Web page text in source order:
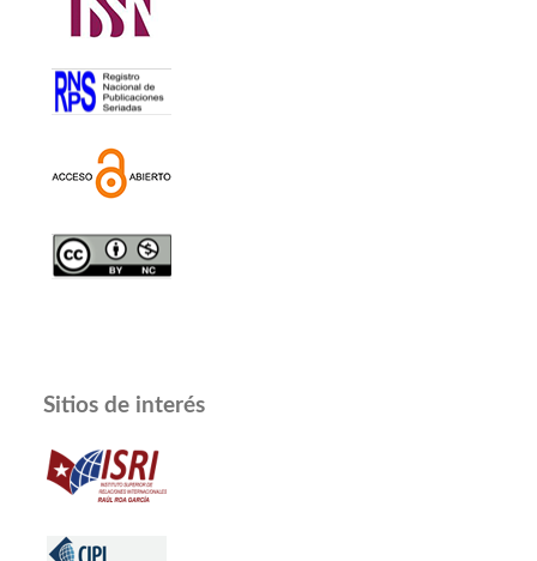
Sitios de interés